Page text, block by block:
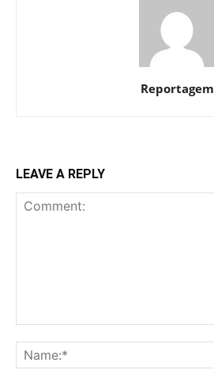
Reportagem
LEAVE A REPLY